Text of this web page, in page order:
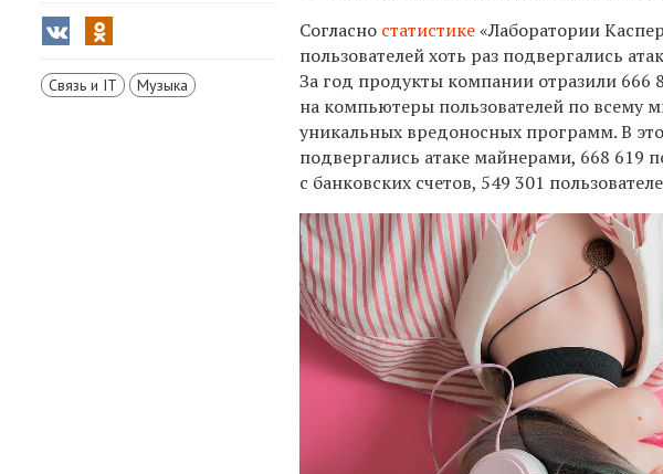
Связь и IT Музыка
Согласно статистике«Лаборатории
пользователей хоть раз подвергались
За год продукты компании отразили 666
на компьютеры пользователей по всему
уникальных вредоносных программ. В
подвергались атаке майнерами, 668 619
с банковских счетов, 549 301